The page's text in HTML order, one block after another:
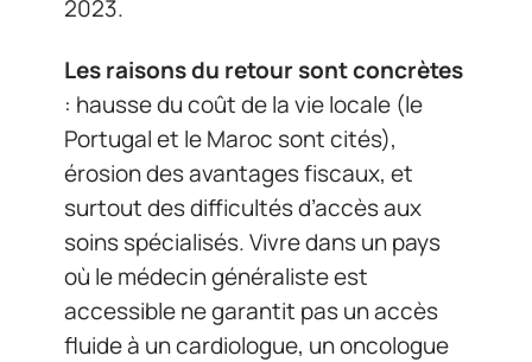
2023.
Les raisons du retour sont concrètes
: hausse du coût de la vie locale (le
Portugal et le Maroc sont cités),
érosion des avantages fiscaux, et
surtout des difficultés d’accès aux
soins spécialisés. Vivre dans un pays
où le médecin généraliste est
accessible ne garantit pas un accès
fluide à un cardiologue, un oncologue